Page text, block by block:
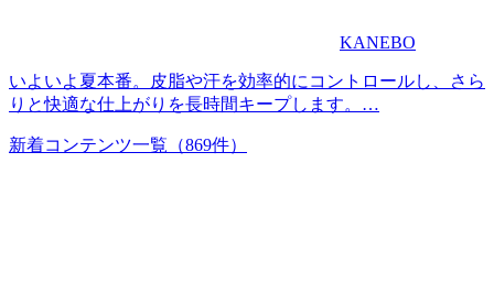
KANEBO
いよいよ夏本番。皮脂や汗を効率的にコントロールし、さら
りと快適な仕上がりを長時間キープします。…
新着コンテンツ一覧 （869件）